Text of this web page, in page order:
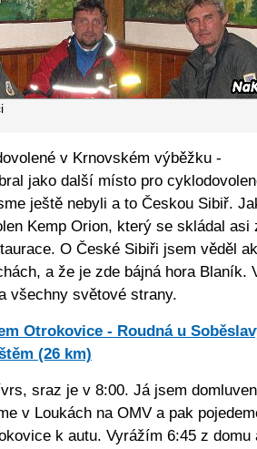
v Krnovském výběžku -
jako další místo pro
ještě nebyli a to Českou Sibiř.
Kemp Orion, který se skládal asi
O České Sibiři jsem věděl
a že je zde bájná hora Blaník.
všechny světové strany.
Otrokovice - Roudná u
(26 km)
sraz je v 8:00. Já jsem
v Loukách na OMV a pak
k autu. Vyrážím 6:45 z domu